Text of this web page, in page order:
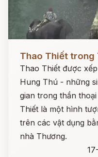
Thao Thiết trong
Thao Thiết được
Hung Thú - những
gian trong thần
Thiết là một hình
trên các vật dụng
nhà Thương.